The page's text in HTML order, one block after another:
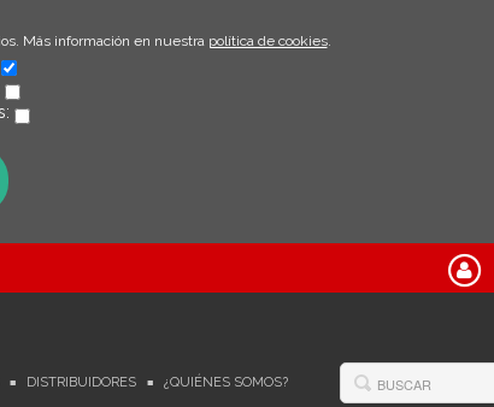
Más información en nuestra política de cookies.
DISTRIBUIDORES ¿QUIÉNES SOMOS?